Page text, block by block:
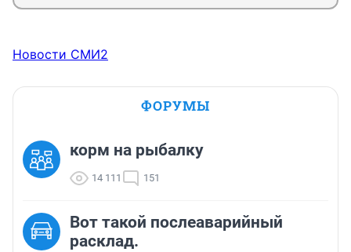
Новости СМИ2
ФОРУМЫ
корм на рыбалку
14 111 151
Вот такой послеаварийный
расклад.